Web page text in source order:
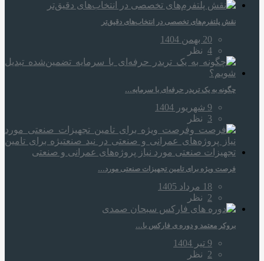
نقش پلتفرم‌های تخصصی در انتخاب‌های دقیق‌تر
20 بهمن 1404
4 نظر
چگونه به یک تریدر حرفه‌ای با سرمایه…
9 شهریور 1404
3 نظر
فرصت ویژه برای تامین تجهیزات صنعتی مورد…
18 مرداد 1405
2 نظر
بروکر معتمد و دوره‌ ی فارکس با…
9 تیر 1404
2 نظر